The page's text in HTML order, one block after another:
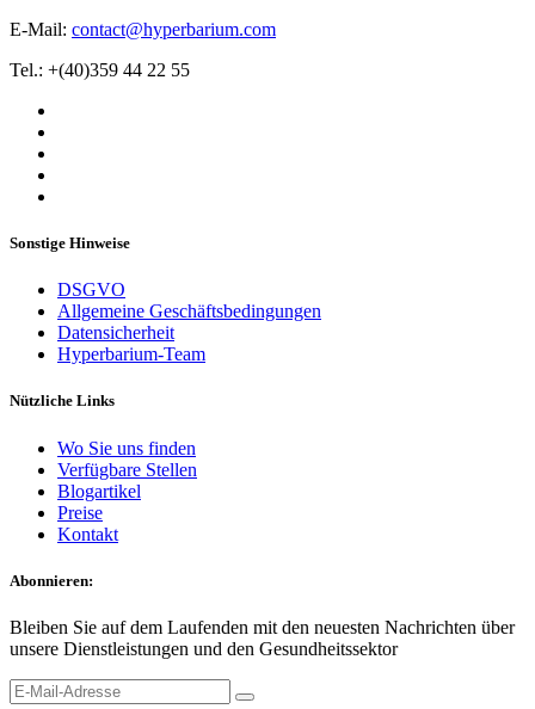
E-Mail: contact@hyperbarium.com
Tel.: +(40)359 44 22 55
Sonstige Hinweise
DSGVO
Allgemeine Geschäftsbedingungen
Datensicherheit
Hyperbarium-Team
Nützliche Links
Wo Sie uns finden
Verfügbare Stellen
Blogartikel
Preise
Kontakt
Abonnieren:
Bleiben Sie auf dem Laufenden mit den neuesten Nachrichten über
unsere Dienstleistungen und den Gesundheitssektor